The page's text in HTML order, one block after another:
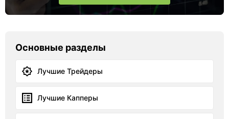
Основные разделы
Лучшие Трейдеры
Лучшие Капперы